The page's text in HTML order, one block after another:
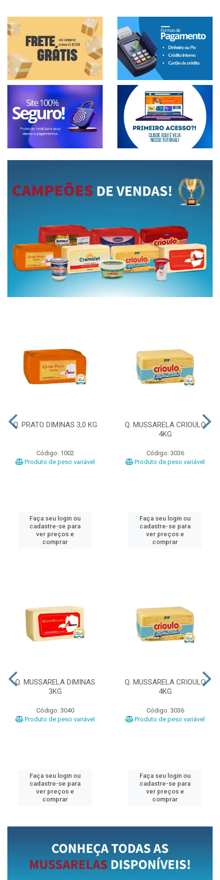
Q. PRATO DIMINAS 3,0 KG
Código: 1002
Produto de peso variável
Faça seu login ou
cadastre-se para
ver preços e
comprar
Q. MUSSARELA CRIOULO
4KG
Código: 3036
Produto de peso variável
Faça seu login ou
cadastre-se para
ver preços e
comprar
Q. MUSSARELA DIMINAS
3KG
Código: 3040
Produto de peso variável
Faça seu login ou
cadastre-se para
ver preços e
comprar
Q. MUSSARELA CRIOULO
4KG
Código: 3036
Produto de peso variável
Faça seu login ou
cadastre-se para
ver preços e
comprar